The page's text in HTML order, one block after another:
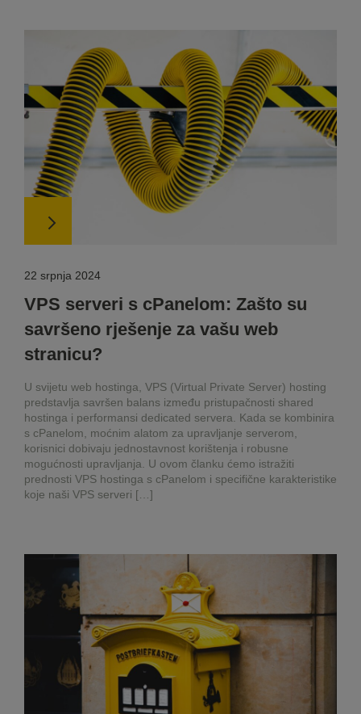
22 srpnja 2024
VPS serveri s cPanelom: Zašto su
savršeno rješenje za vašu web
stranicu?
U svijetu web hostinga, VPS (Virtual Private Server) hosting
predstavlja savršen balans između pristupačnosti shared
hostinga i performansi dedicated servera. Kada se kombinira
s cPanelom, moćnim alatom za upravljanje serverom,
korisnici dobivaju jednostavnost korištenja i robusne
mogućnosti upravljanja. U ovom članku ćemo istražiti
prednosti VPS hostinga s cPanelom i specifične karakteristike
koje naši VPS serveri […]